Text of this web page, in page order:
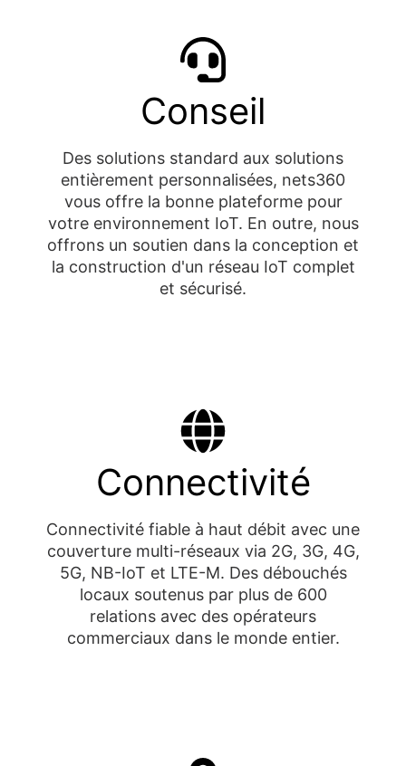
Conseil
Des solutions standard aux solutions
entièrement personnalisées, nets360
vous offre la bonne plateforme pour
votre environnement IoT. En outre, nous
offrons un soutien dans la conception et
la construction d'un réseau IoT complet
et sécurisé.
Connectivité
Connectivité fiable à haut débit avec une
couverture multi-réseaux via 2G, 3G, 4G,
5G, NB-IoT et LTE-M. Des débouchés
locaux soutenus par plus de 600
relations avec des opérateurs
commerciaux dans le monde entier.